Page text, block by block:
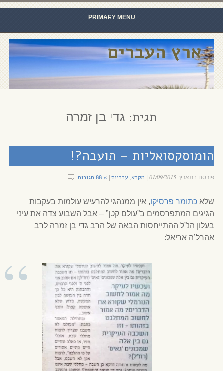
PRIMARY MENU
Skip to content
ארץ העברים
תגית: גדי בן זמרה
הומוסקסואליות – תועבה?!
פורסם בתאריך01/09/2015 מקרא, עבריוּת » 88 תגובות
שלאכתומר פרסיקו, אין ממנהגי להרעיש עולמות בעקבות
הגיגים המתפרסמים ב”עולם קטן” – אבל השבוע צדה את עיני
בעלון הנ”ל ההתייחסות הבאה של הרב גדי בן זמרה לרב
אהרל’ה אריאל: